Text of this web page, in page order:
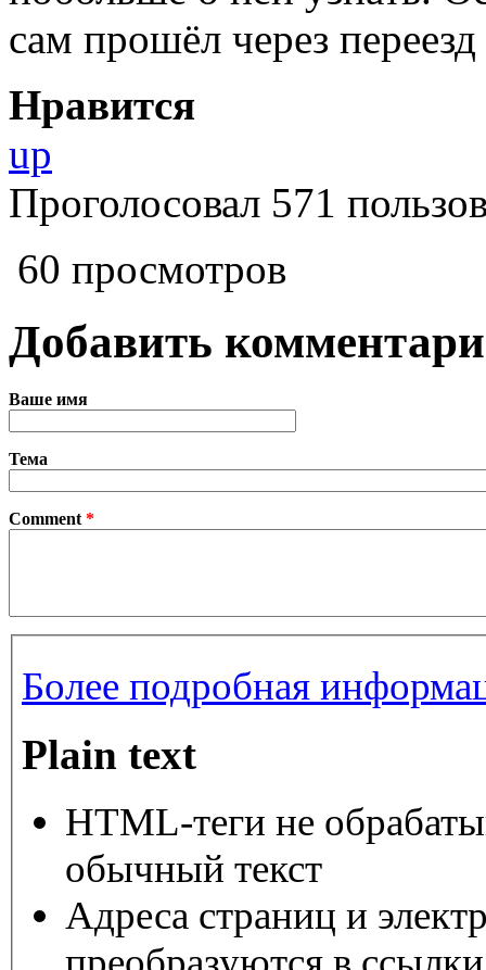
сам прошёл через
Нравится
up
Проголосовал 571
60 просмотров
Добавить
Ваше имя
Тема
Comment *
Более подробная
Plain text
HTML-теги не
обычный текст
Адреса страниц и